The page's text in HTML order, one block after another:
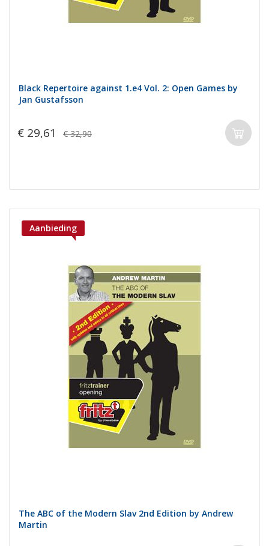
Black Repertoire against 1.e4 Vol. 2: Open Games by
Jan Gustafsson
€ 29,61 € 32,90
Aanbieding
The ABC of the Modern Slav 2nd Edition by Andrew
Martin